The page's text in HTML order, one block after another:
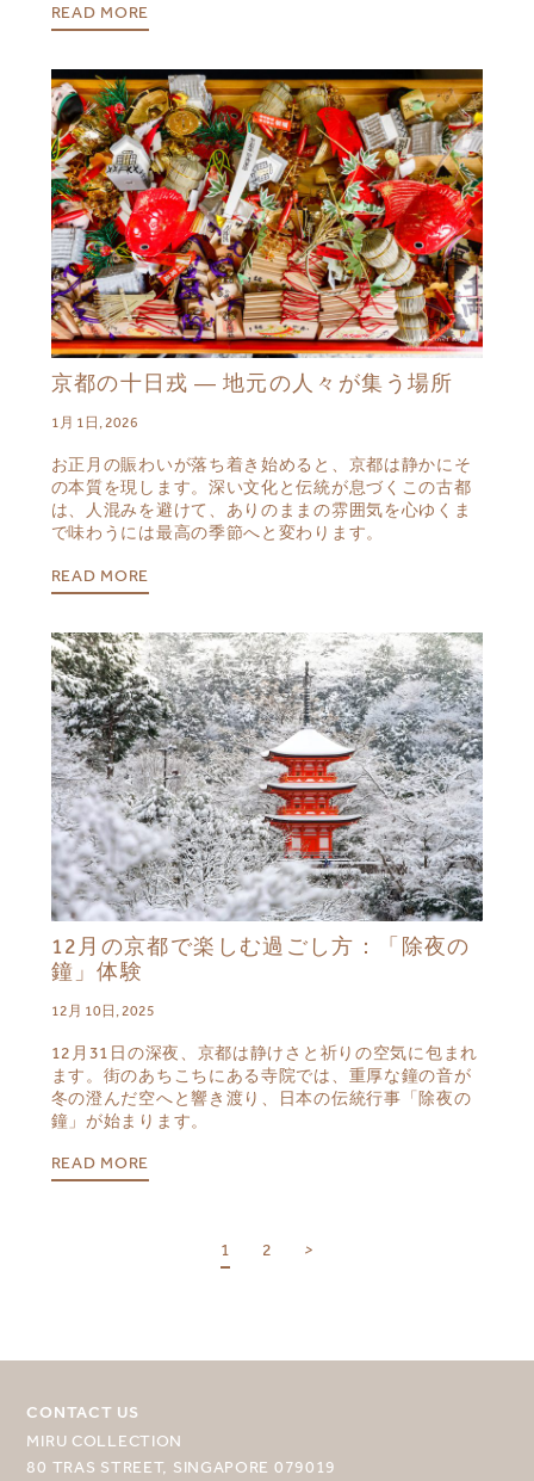
目的地を選択してください
READ MORE
京都の十日戎 ― 地元の人々が集う場所
1月 1日, 2026
お正月の賑わいが落ち着き始めると、京都は静かにそ
の本質を現します。深い文化と伝統が息づくこの古都
は、人混みを避けて、ありのままの雰囲気を心ゆくま
で味わうには最高の季節へと変わります。
READ MORE
12月の京都で楽しむ過ごし方：「除夜の
鐘」体験
12月 10日, 2025
12月31日の深夜、京都は静けさと祈りの空気に包まれ
ます。街のあちこちにある寺院では、重厚な鐘の音が
冬の澄んだ空へと響き渡り、日本の伝統行事「除夜の
鐘」が始まります。
READ MORE
1 2 >
CONTACT US
MIRU COLLECTION
80 TRAS STREET, SINGAPORE 079019